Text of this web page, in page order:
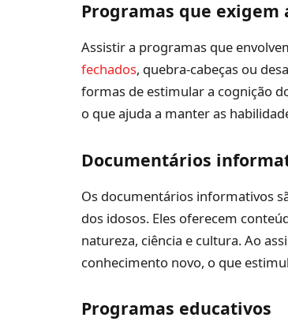
Programas que exigem
Assistir a programas que
fechados, quebra-cabeças ou
formas de estimular a cognição
o que ajuda a manter as
Documentários
Os documentários informativos
dos idosos. Eles oferecem
natureza, ciência e cultura. Ao
conhecimento novo, o que
Programas educativos